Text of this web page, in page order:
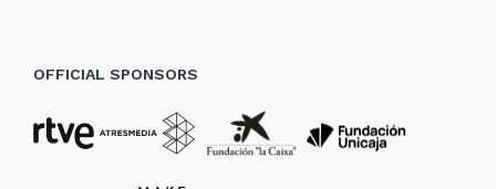
OFFICIAL SPONSORS